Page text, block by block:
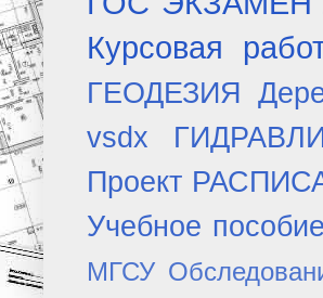
Курсовая
ГЕОДЕЗИЯ
vsdx
Проект
Учебное пособие
МГСУ